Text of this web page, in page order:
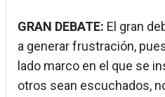
GRAN DEBATE: El gran
a generar frustración,
lado marco en el que se
otros sean escuchados,